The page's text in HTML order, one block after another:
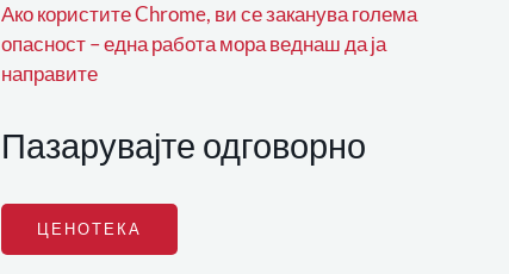
Ако користите Chrome, ви се заканува голема
опасност – една работа мора веднаш да ја
направите
Пазарувајте одговорно
ЦЕНОТЕКА